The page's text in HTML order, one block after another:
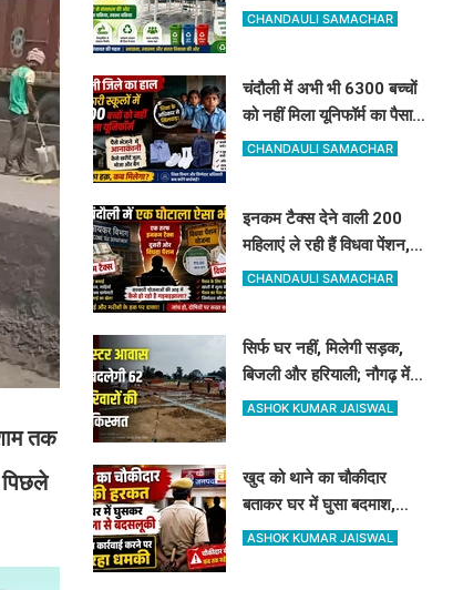
तक
कूड़े से भी होगी नगर पंचायत की
CHANDAULI SAMACHAR
चंदौली में अभी भी 6300 बच्चों
को नहीं मिला यूनिफॉर्म का पैसा,
अधिकारी दे रहे हैं ऐसी दलील
CHANDAULI SAMACHAR
इनकम टैक्स देने वाली 200
महिलाएं ले रही हैं विधवा पेंशन,
आधार कार्ड ने खोली पोल, होगी
CHANDAULI SAMACHAR
सिर्फ घर नहीं, मिलेगी सड़क,
बिजली और हरियाली; नौगढ़ में
क्लस्टर आवास से बदलेगी 62
ASHOK KUMAR JAISWAL
खुद को थाने का चौकीदार
बताकर घर में घुसा बदमाश,
महिला और पति से मारपीट, दांत
ASHOK KUMAR JAISWAL